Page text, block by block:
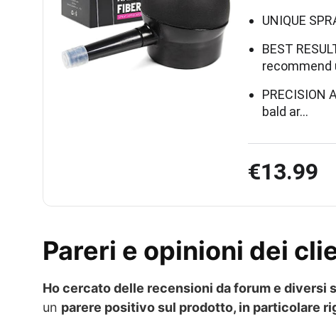
UNIQUE
BEST
recommend
PRECISION
bald ar…
€13.99
Pareri e opinioni dei
Ho cercato delle recensioni da forum e
un parere positivo sul prodotto, in particolare